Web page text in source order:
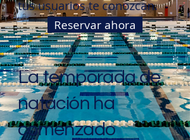
tus usuarios te conozcan.
Reservar ahora
La temporada de
natación ha
comenzado